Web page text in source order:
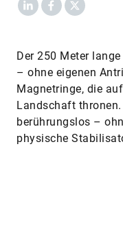
LinkedInFacebook
X
Der 250 Meter
– ohne eigenen
Magnetringe, die
Landschaft
berührungslos –
physische